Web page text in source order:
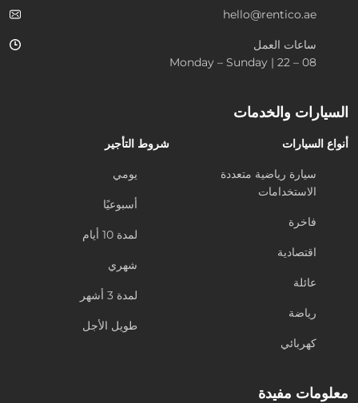
hello@rentico.ae
ساعات العمل
08 – 22 | Monday – Sunday
السيارات والخدمات
أنواع السيارات
سيارة رياضية متعددة
الاستخدامات
فاخرة
اقتصادية
عائلة
رياضة
كهربائي
شروط التأجير
يومي
أسبوعيًا
لمدة 10 أيام
شهري
لمدة 3 أشهر
طويل الأجل
معلومات مفيدة